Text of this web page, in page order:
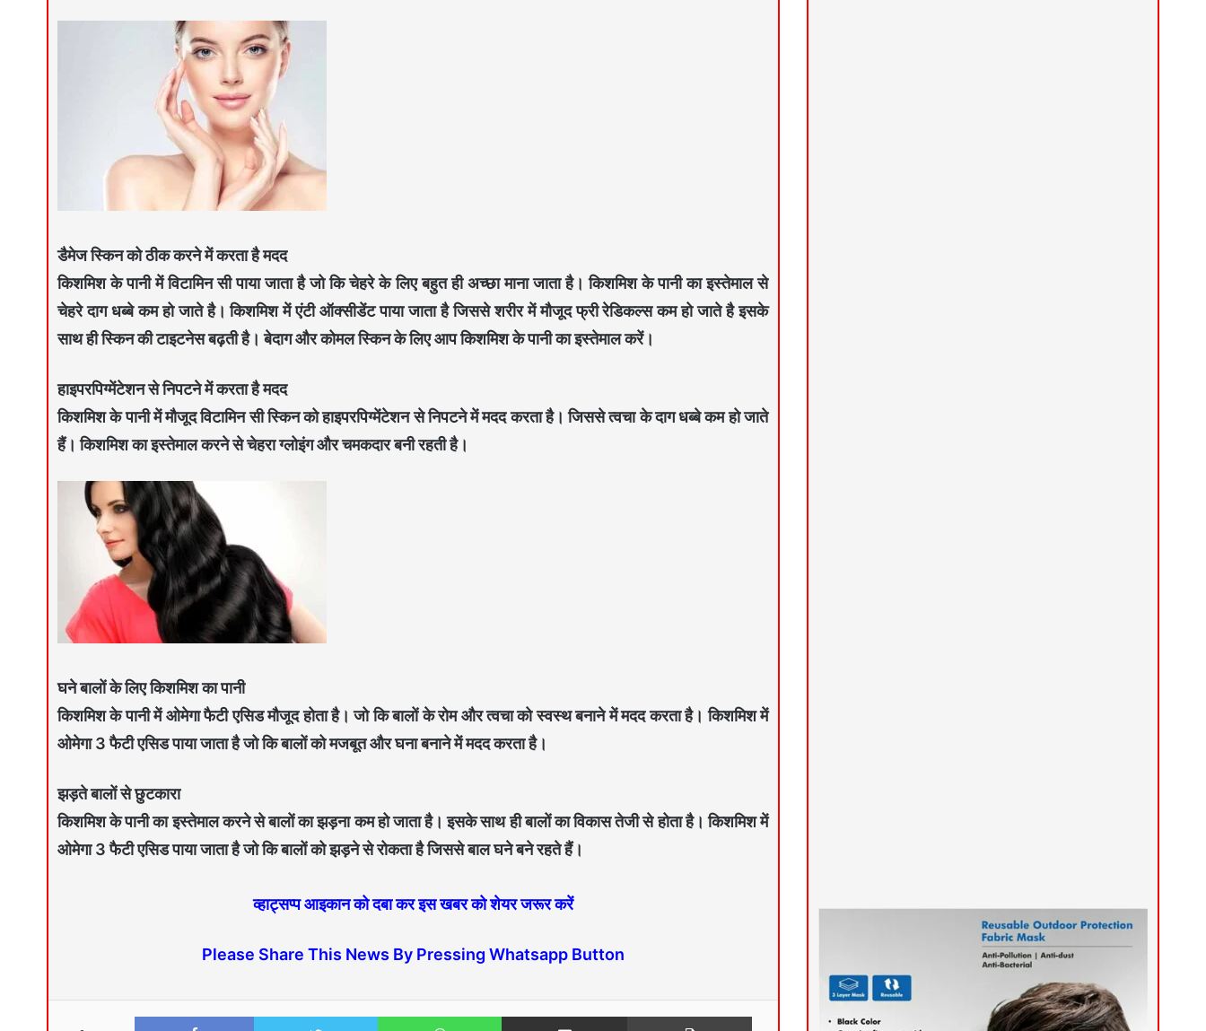
डैमेज स्किन को ठीक करने में करता है मदद
किशमिश के पानी में विटामिन सी पाया जाता है जो कि चेहरे के लिए बहुत ही अच्छा माना जाता है। किशमिश के पानी का इस्तेमाल से
चेहरे दाग धब्बे कम हो जाते है। किशमिश में एंटी ऑक्सीडेंट पाया जाता है जिससे शरीर में मौजूद फ्री रेडिकल्स कम हो जाते है इसके
साथ ही स्किन की टाइटनेस बढ़ती है। बेदाग और कोमल स्किन के लिए आप किशमिश के पानी का इस्तेमाल करें।
हाइपरपिग्मेंटेशन से निपटने में करता है मदद
किशमिश के पानी में मौजूद विटामिन सी स्किन को हाइपरपिग्मेंटेशन से निपटने में मदद करता है। जिससे त्वचा के दाग धब्बे कम हो जाते
हैं। किशमिश का इस्तेमाल करने से चेहरा ग्लोइंग और चमकदार बनी रहती है।
घने बालों के लिए किशमिश का पानी
किशमिश के पानी में ओमेगा फैटी एसिड मौजूद होता है। जो कि बालों के रोम और त्वचा को स्वस्थ बनाने में मदद करता है। किशमिश में
ओमेगा 3 फैटी एसिड पाया जाता है जो कि बालों को मजबूत और घना बनाने में मदद करता है।
झड़ते बालों से छुटकारा
किशमिश के पानी का इस्तेमाल करने से बालों का झड़ना कम हो जाता है। इसके साथ ही बालों का विकास तेजी से होता है। किशमिश में
ओमेगा 3 फैटी एसिड पाया जाता है जो कि बालों को झड़ने से रोकता है जिससे बाल घने बने रहते हैं।
व्हाट्सप्प आइकान को दबा कर इस खबर को शेयर जरूर करें
Please Share This News By Pressing Whatsapp Button